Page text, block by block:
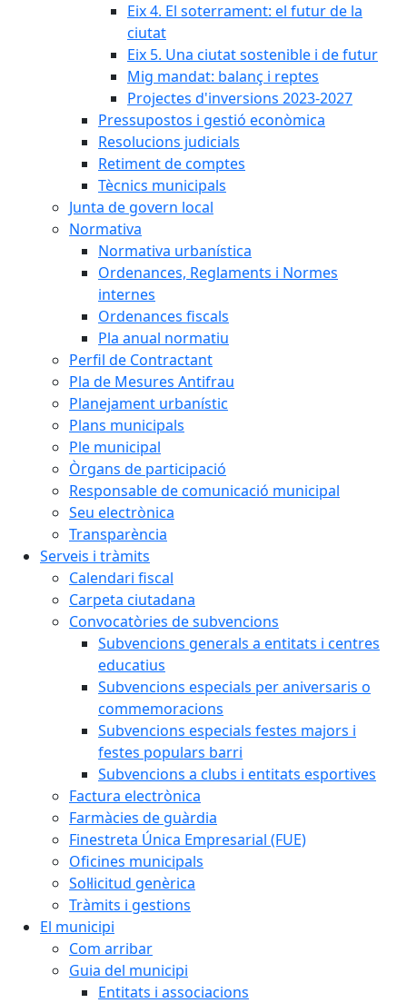
Eix 4. El soterrament: el futur de la
ciutat
Eix 5. Una ciutat sostenible i de futur
Mig mandat: balanç i reptes
Projectes d'inversions 2023-2027
Pressupostos i gestió econòmica
Resolucions judicials
Retiment de comptes
Tècnics municipals
Junta de govern local
Normativa
Normativa urbanística
Ordenances, Reglaments i Normes
internes
Ordenances fiscals
Pla anual normatiu
Perfil de Contractant
Pla de Mesures Antifrau
Planejament urbanístic
Plans municipals
Ple municipal
Òrgans de participació
Responsable de comunicació municipal
Seu electrònica
Transparència
Serveis i tràmits
Calendari fiscal
Carpeta ciutadana
Convocatòries de subvencions
Subvencions generals a entitats i centres
educatius
Subvencions especials per aniversaris o
commemoracions
Subvencions especials festes majors i
festes populars barri
Subvencions a clubs i entitats esportives
Factura electrònica
Farmàcies de guàrdia
Finestreta Única Empresarial (FUE)
Oficines municipals
Sol·licitud genèrica
Tràmits i gestions
El municipi
Com arribar
Guia del municipi
Entitats i associacions